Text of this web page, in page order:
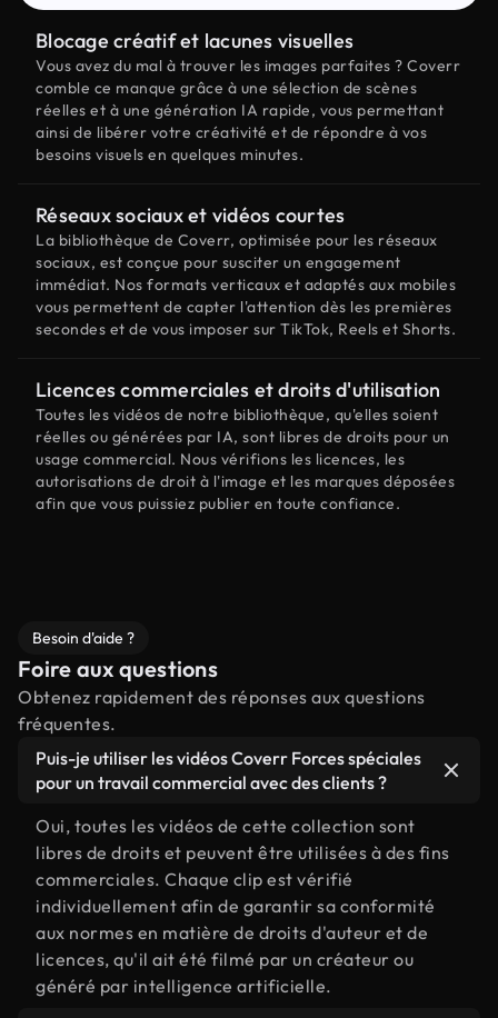
Blocage créatif et lacunes visuelles
Vous avez du mal à trouver les images parfaites ? Coverr
comble ce manque grâce à une sélection de scènes
réelles et à une génération IA rapide, vous permettant
ainsi de libérer votre créativité et de répondre à vos
besoins visuels en quelques minutes.
Réseaux sociaux et vidéos courtes
La bibliothèque de Coverr, optimisée pour les réseaux
sociaux, est conçue pour susciter un engagement
immédiat. Nos formats verticaux et adaptés aux mobiles
vous permettent de capter l'attention dès les premières
secondes et de vous imposer sur TikTok, Reels et Shorts.
Licences commerciales et droits d'utilisation
Toutes les vidéos de notre bibliothèque, qu'elles soient
réelles ou générées par IA, sont libres de droits pour un
usage commercial. Nous vérifions les licences, les
autorisations de droit à l'image et les marques déposées
afin que vous puissiez publier en toute confiance.
Besoin d'aide ?
Foire aux questions
Obtenez rapidement des réponses aux questions
fréquentes.
Puis-je utiliser les vidéos Coverr Forces spéciales
pour un travail commercial avec des clients ?
Oui, toutes les vidéos de cette collection sont
libres de droits et peuvent être utilisées à des fins
commerciales. Chaque clip est vérifié
individuellement afin de garantir sa conformité
aux normes en matière de droits d'auteur et de
licences, qu'il ait été filmé par un créateur ou
généré par intelligence artificielle.